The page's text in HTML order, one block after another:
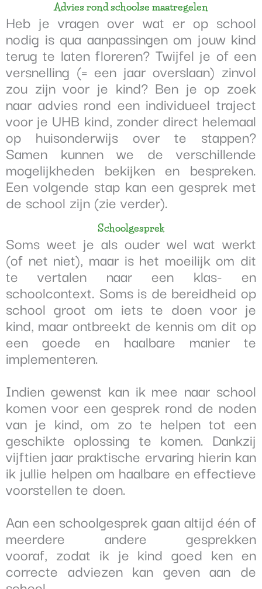
Advies rond schoolse maatregelen
Heb je vragen over wat er op school
nodig is qua aanpassingen om jouw kind
terug te laten floreren? Twijfel je of een
versnelling (= een jaar overslaan) zinvol
zou zijn voor je kind? Ben je op zoek
naar advies rond een individueel traject
voor je UHB kind, zonder direct helemaal
op huisonderwijs over te stappen?
Samen kunnen we de verschillende
mogelijkheden bekijken en bespreken.
Een volgende stap kan een gesprek met
de school zijn (zie verder).
Schoolgesprek
Soms weet je als ouder wel wat werkt
(of net niet), maar is het moeilijk om dit
te vertalen naar een klas- en
schoolcontext. Soms is de bereidheid op
school groot om iets te doen voor je
kind, maar ontbreekt de kennisom dit op
een goede en haalbare manier te
implementeren.
Indien gewenst kan ik mee naar school
komen voor een gesprek rond de noden
van je kind, om zo te helpen tot een
geschikte oplossing te komen. Dankzij
vijftien jaar praktische ervaring hierin kan
ik jullie helpen om haalbare en effectieve
voorstellen te doen.
Aan een schoolgesprek gaan altijd één of
meerdere andere gesprekken
vooraf, zodat ik je kind goed ken en
correcte adviezen kan geven aan de